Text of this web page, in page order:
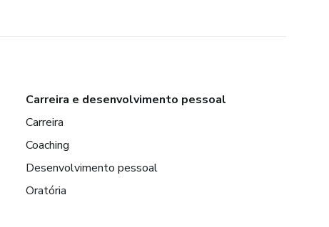
Carreira e desenvolvimento pessoal
Carreira
Coaching
Desenvolvimento pessoal
Oratória